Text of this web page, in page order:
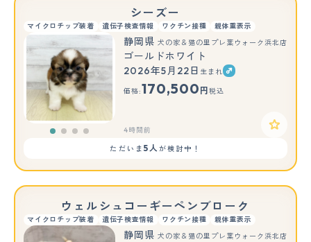
シーズー
マイクロチップ装着 遺伝子検査情報 ワクチン接種 親体重表示
静岡県 犬の家＆猫の里プレ葉ウォーク浜北店
ゴールドホワイト
2026年5月22日 生まれ
価格:170,500 円 税込
4時間前
ただいま 5人が検討中！
ウェルシュコーギーペンブローク
マイクロチップ装着 遺伝子検査情報 ワクチン接種 親体重表示
静岡県 犬の家＆猫の里プレ葉ウォーク浜北店